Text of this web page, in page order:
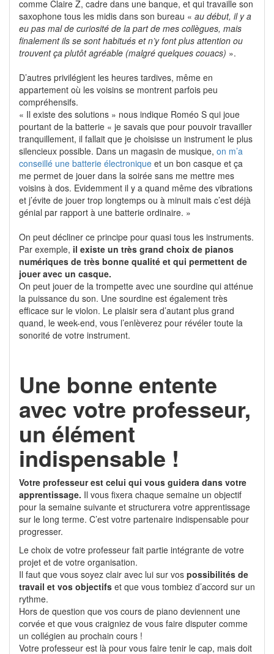
comme Claire Z, cadre dans une banque, et qui travaille son
saxophone tous les midis dans son bureau « au début, il y a
eu pas mal de curiosité de la part de mes collègues, mais
finalement ils se sont habitués et n’y font plus attention ou
trouvent ça plutôt agréable (malgré quelques couacs) ».
D’autres privilégient les heures tardives, même en
appartement où les voisins se montrent parfois peu
compréhensifs.
« Il existe des solutions » nous indique Roméo S qui joue
pourtant de la batterie « je savais que pour pouvoir travailler
tranquillement, il fallait que je choisisse un instrument le plus
silencieux possible. Dans un magasin de musique, on m’a
conseillé une batterie électronique et un bon casque et ça
me permet de jouer dans la soirée sans me mettre mes
voisins à dos. Evidemment il y a quand même des vibrations
et j’évite de jouer trop longtemps ou à minuit mais c’est déjà
génial par rapport à une batterie ordinaire. »
On peut décliner ce principe pour quasi tous les instruments.
Par exemple, il existe un très grand choix de pianos
numériques de très bonne qualité et qui permettent de
jouer avec un casque.
On peut jouer de la trompette avec une sourdine qui atténue
la puissance du son. Une sourdine est également très
efficace sur le violon. Le plaisir sera d’autant plus grand
quand, le week-end, vous l’enlèverez pour révéler toute la
sonorité de votre instrument.
Une bonne entente
avec votre professeur,
un élément
indispensable !
Votre professeur est celui qui vous guidera dans votre
apprentissage. Il vous fixera chaque semaine un objectif
pour la semaine suivante et structurera votre apprentissage
sur le long terme. C’est votre partenaire indispensable pour
progresser.
Le choix de votre professeur fait partie intégrante de votre
projet et de votre organisation.
Il faut que vous soyez clair avec lui sur vos possibilités de
travail et vos objectifs et que vous tombiez d’accord sur un
rythme.
Hors de question que vos cours de piano deviennent une
corvée et que vous craigniez de vous faire disputer comme
un collégien au prochain cours !
Votre professeur est là pour vous faire tenir le cap, mais doit